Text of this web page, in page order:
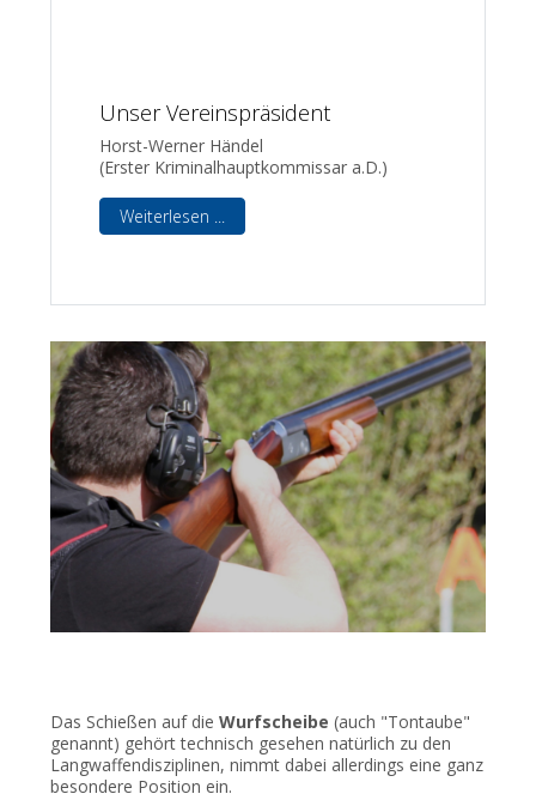
Unser Vereinspräsident
Horst-Werner Händel
(Erster Kriminalhauptkommissar a.D.)
Weiterlesen ...
Das Schießen auf die Wurfscheibe (auch "Tontaube"
genannt) gehört technisch gesehen natürlich zu den
Langwaffendisziplinen, nimmt dabei allerdings eine ganz
besondere Position ein.